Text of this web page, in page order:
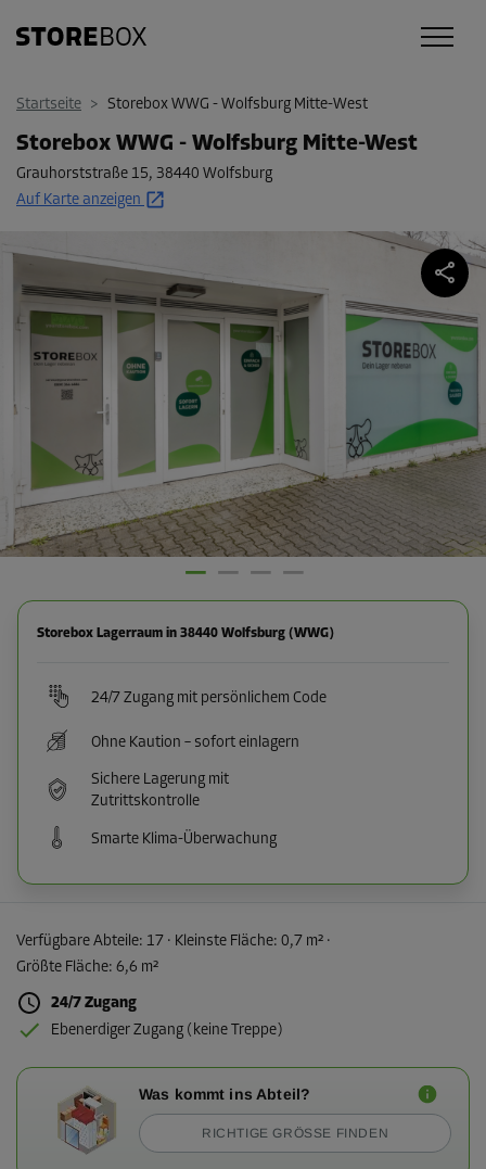
Startseite > Storebox WWG - Wolfsburg Mitte-West
Storebox WWG - Wolfsburg Mitte-West
Grauhorststraße 15, 38440 Wolfsburg
Auf Karte anzeigen
Storebox Lagerraum in 38440 Wolfsburg (WWG)
24/7 Zugang mit persönlichem Code
Ohne Kaution – sofort einlagern
Sichere Lagerung mit
Zutrittskontrolle
Smarte Klima-Überwachung
Verfügbare Abteile: 17 · Kleinste Fläche: 0,7 m² ·
Größte Fläche: 6,6 m²
24/7 Zugang
Ebenerdiger Zugang (keine Treppe)
Was kommt ins Abteil?
RICHTIGE GRÖSSE FINDEN